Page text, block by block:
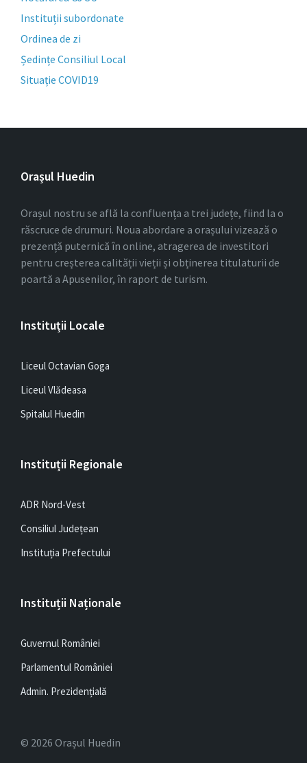
Instituții subordonate
Ordinea de zi
Ședințe Consiliul Local
Situație COVID19
Orașul Huedin
Orașul nostru se află la confluența a trei județe, fiind la o
răscruce de drumuri. Noua abordare a orașului vizează o
prezență puternică în online, atragerea de investitori
pentru creșterea calității vieții și obținerea titulaturii de
poartă a Apusenilor, în raport de turism.
Instituții Locale
Liceul Octavian Goga
Liceul Vlădeasa
Spitalul Huedin
Instituții Regionale
ADR Nord-Vest
Consiliul Județean
Instituția Prefectului
Instituții Naționale
Guvernul României
Parlamentul României
Admin. Prezidențială
© 2026 Orașul Huedin